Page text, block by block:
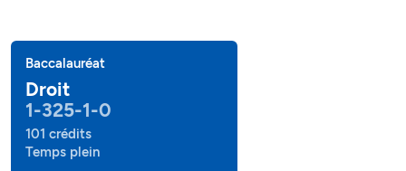
Baccalauréat
Droit
1-325-1-0
101 crédits
Temps plein